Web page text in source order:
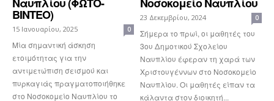
ΒΙΝΤΕΟ)
15 Ιανουαρίου, 2025 0
Μία σημαντική άσκηση
ετοιμότητας για την
αντιμετώπιση σεισμού και
πυρκαγιάς πραγματοποιήθηκε
στο Νοσοκομείο Ναυπλίου το
23 Δεκεμβρίου, 2024 0
Σήμερα το πρωί, οι μαθητές του
3ου Δημοτικού Σχολείου
Ναυπλίου έφεραν τη χαρά των
Χριστουγέννων στο Νοσοκομείο
Ναυπλίου. Οι μαθητές είπαν τα
κάλαντα στον διοικητή...